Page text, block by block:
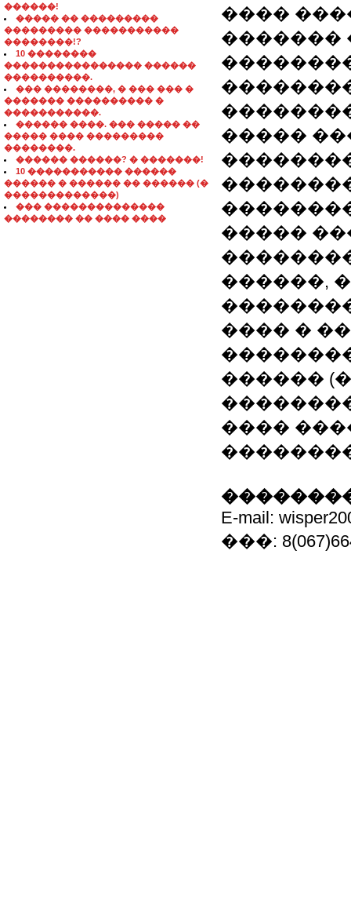
������!
����� �� ���������
��������� �����������
��������!?
10 ��������
���������������� ������
����������.
��� ��������, � ��� ��� �
������� ���������� �
�����������.
������ ����. ��� ����� ��
����� ���� ���������
��������.
������ ������? � �������!
10 ����������� ������
������ � ������ �� ������ (�
�������������)
��� ��������������
�������� �� ���� ����
����
�������
�����
�����
������,
���� �
������
����
E-mail:
���: